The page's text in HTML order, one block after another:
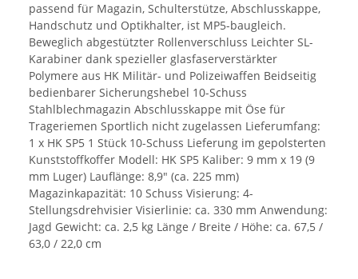
passend für Magazin, Schulterstütze, Abschlusskappe,
Handschutz und Optikhalter, ist MP5-baugleich.
Beweglich abgestützter Rollenverschluss Leichter SL-
Karabiner dank spezieller glasfaserverstärkter
Polymere aus HK Militär- und Polizeiwaffen Beidseitig
bedienbarer Sicherungshebel 10-Schuss
Stahlblechmagazin Abschlusskappe mit Öse für
Trageriemen Sportlich nicht zugelassen Lieferumfang:
1 x HK SP5 1 Stück 10-Schuss Lieferung im gepolsterten
Kunststoffkoffer Modell: HK SP5 Kaliber: 9 mm x 19 (9
mm Luger) Lauflänge: 8,9" (ca. 225 mm)
Magazinkapazität: 10 Schuss Visierung: 4-
Stellungsdrehvisier Visierlinie: ca. 330 mm Anwendung:
Jagd Gewicht: ca. 2,5 kg Länge / Breite / Höhe: ca. 67,5 /
63,0 / 22,0 cm